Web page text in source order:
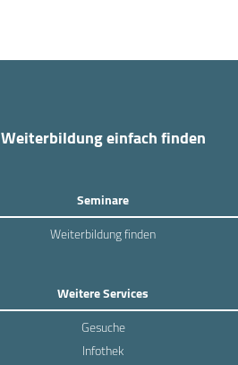
Weiterbildung einfach finden
Seminare
Weiterbildung finden
Weitere Services
Gesuche
Infothek